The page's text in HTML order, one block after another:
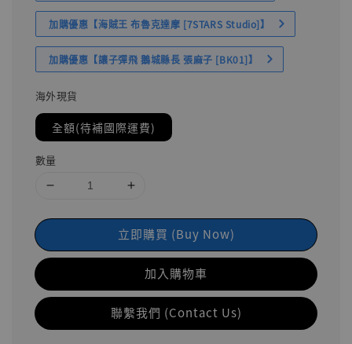
加購優惠【海賊王 布魯克達摩 [7STARS Studio]】
加購優惠【讓子彈飛 鵝城縣長 張麻子 [BK01]】
海外現貨
全額(待補國際運費)
數量
立即購買 (Buy Now)
加入購物車
聯繫我們 (Contact Us)